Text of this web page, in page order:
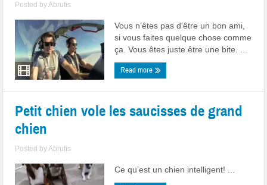
Posted byAbrutis
Vous n’êtes pas d’être un bon ami,
si vous faites quelque chose comme
ça. Vous êtes juste être une bite. ...
Read more
Petit chien vole les saucisses de grand
chien
Posted byAbrutis
Ce qu’est un chien intelligent! ...